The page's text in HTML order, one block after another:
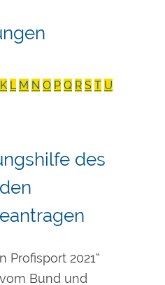
K L M N O P Q R S T U
des
Profisport 2021“
Bund und